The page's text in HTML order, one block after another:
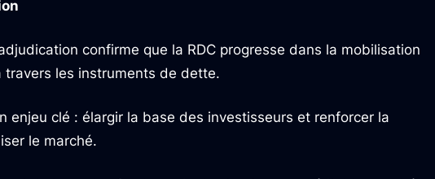
confirme que la RDC progresse dans la mobilisation
travers les instruments de dette.
enjeu clé : élargir la base des investisseurs et renforcer la
le marché.